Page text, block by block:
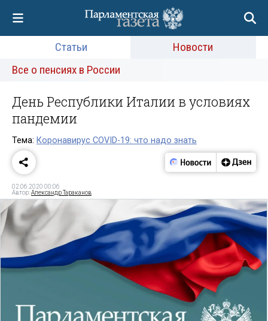
Статьи
Новости
Все о пенсиях в России
День Республики Италии в условиях
пандемии
Тема: Коронавирус COVID-19: что надо знать
02.06.2020 00:06
Автор:Александр Тараканов